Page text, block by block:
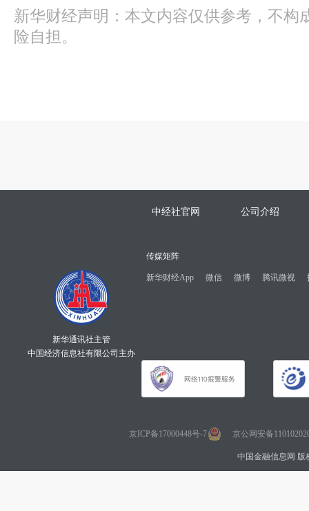
新华财经声明：本文内容仅供参考，不构
险自担。
中经社官网 公司介绍
新华通讯社主管
中国经济信息社有限公司主办
传媒矩阵
新华财经App 微信 微博 腾讯微视
京ICP备17000448号-7 京公网安备
中国金融信息网 版